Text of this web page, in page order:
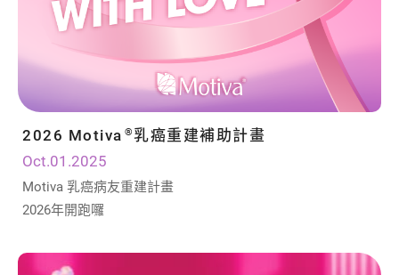
2026 Motiva ® 乳癌重建補助計畫
Oct.01.2025
Motiva 乳癌病友重建計畫
2026年開跑囉